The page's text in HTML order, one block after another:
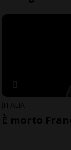
ITALIA
È morto